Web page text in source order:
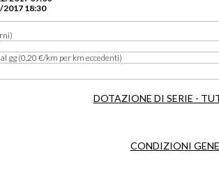
18:30
gg (0,20 €/km per km eccedenti)
DOTAZIONE DI SERIE -
CONDIZIONI